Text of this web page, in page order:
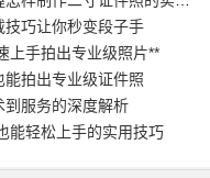
巧让你秒变段子手
上手拍出专业级照片**
拍出专业级证件照
到服务的深度解析
能轻松上手的实用技巧